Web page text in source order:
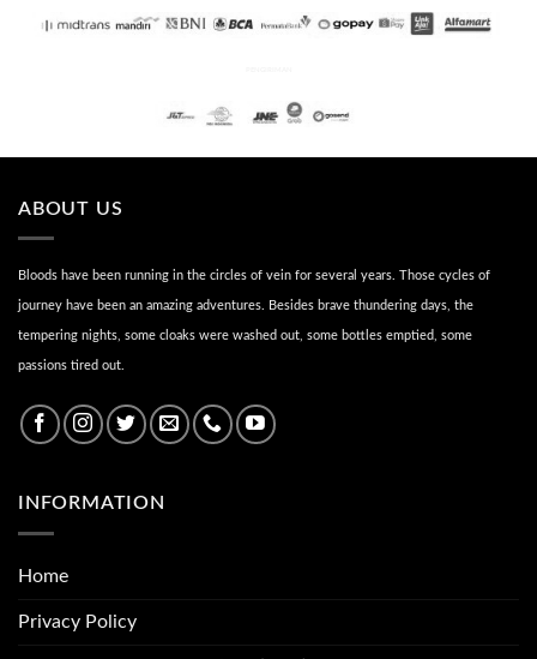
ABOUT US
Bloods have been running in the circles of vein for several years. Those cycles of
journey have been an amazing adventures. Besides brave thundering days, the
tempering nights, some cloaks were washed out, some bottles emptied, some
passions tired out.
INFORMATION
Home
Privacy Policy